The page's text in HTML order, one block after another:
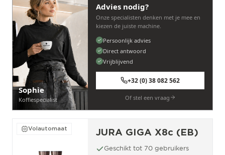
Sophie
Koffiespecialist
Advies nodig?
Onze specialisten denken met je mee en
kiezen de juiste machine.
Persoonlijk advies
Direct antwoord
Vrijblijvend
+32 (0) 38 082 562
Of stel een vraag
Volautomaat JURA GIGA X8c (EB)
Geschikt tot 70 gebruikers